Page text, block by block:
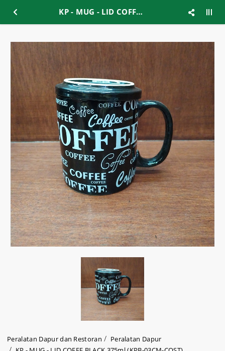
KP - MUG - LID COFFE BLACK 375ml (KPB-03CM-COST)
Peralatan Dapur dan Restoran
Peralatan Dapur